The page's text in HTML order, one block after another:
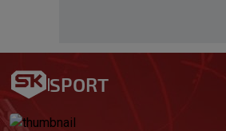
SPORT